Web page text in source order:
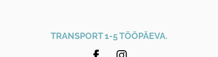
TRANSPORT 1-5 TÖÖPÄEVA.